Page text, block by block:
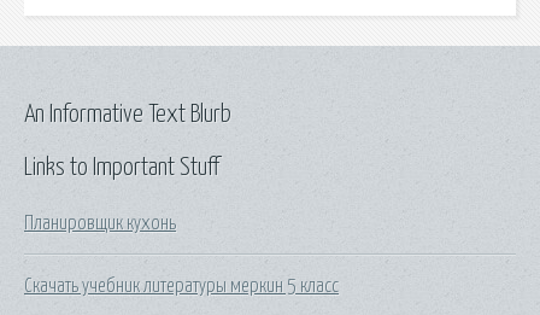
Links to Important Stuff
Планировщик кухонь
Скачать учебник литературы меркин 5 класс
An Informative Text Blurb